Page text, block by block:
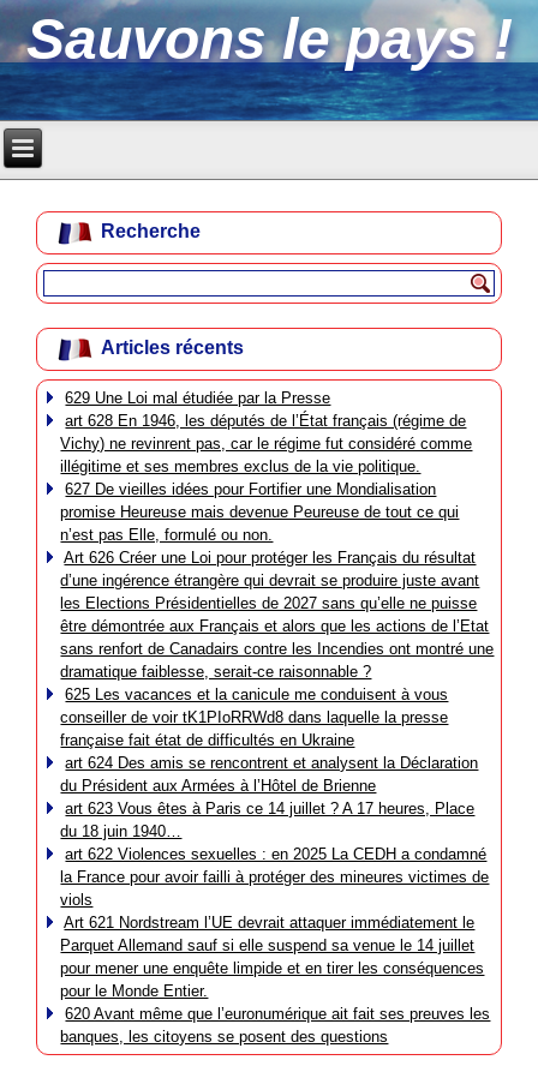
Sauvons le pays !
Recherche
Articles récents
629 Une Loi mal étudiée par la Presse
art 628 En 1946, les députés de l’État français (régime de
Vichy) ne revinrent pas, car le régime fut considéré comme
illégitime et ses membres exclus de la vie politique.
627 De vieilles idées pour Fortifier une Mondialisation
promise Heureuse mais devenue Peureuse de tout ce qui
n’est pas Elle, formulé ou non.
Art 626 Créer une Loi pour protéger les Français du résultat
d’une ingérence étrangère qui devrait se produire juste avant
les Elections Présidentielles de 2027 sans qu’elle ne puisse
être démontrée aux Français et alors que les actions de l’Etat
sans renfort de Canadairs contre les Incendies ont montré une
dramatique faiblesse, serait-ce raisonnable ?
625 Les vacances et la canicule me conduisent à vous
conseiller de voir tK1PIoRRWd8 dans laquelle la presse
française fait état de difficultés en Ukraine
art 624 Des amis se rencontrent et analysent la Déclaration
du Président aux Armées à l’Hôtel de Brienne
art 623 Vous êtes à Paris ce 14 juillet ? A 17 heures, Place
du 18 juin 1940…
art 622 Violences sexuelles : en 2025 La CEDH a condamné
la France pour avoir failli à protéger des mineures victimes de
viols
Art 621 Nordstream l’UE devrait attaquer immédiatement le
Parquet Allemand sauf si elle suspend sa venue le 14 juillet
pour mener une enquête limpide et en tirer les conséquences
pour le Monde Entier.
620 Avant même que l’euronumérique ait fait ses preuves les
banques, les citoyens se posent des questions